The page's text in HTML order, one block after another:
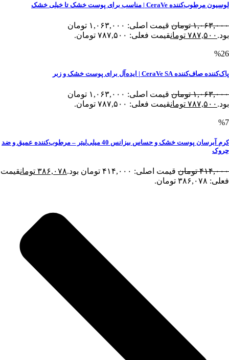
لوسیون مرطوب‌کننده CeraVe | مناسب برای پوست خشک تا خیلی خشک
۱,۰۶۳,۰۰۰ تومان
قیمت اصلی: ۱,۰۶۳,۰۰۰ تومان
بود. ۷۸۷,۵۰۰ تومانقیمت فعلی: ۷۸۷,۵۰۰ تومان.
%26
پاک‌کننده صاف‌کننده CeraVe SA | ایده‌آل برای پوست خشک و زبر
۱,۰۶۳,۰۰۰ تومان
قیمت اصلی: ۱,۰۶۳,۰۰۰ تومان
بود. ۷۸۷,۵۰۰ تومانقیمت فعلی: ۷۸۷,۵۰۰ تومان.
%7
کرم آبرسان پوست خشک و حساس بیزانس 40 میلی‌لیتر – مرطوب‌کننده عمیق و ضد
چروک
۴۱۴,۰۰۰ تومان قیمت اصلی: ۴۱۴,۰۰۰ تومان بود. ۳۸۶,۰۷۸ تومانقیمت
فعلی: ۳۸۶,۰۷۸ تومان.